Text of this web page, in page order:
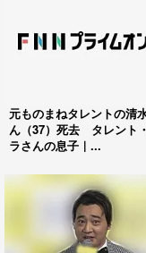
元ものまねタレントの清
ん（37）死去 タレント
ラさんの息子｜...